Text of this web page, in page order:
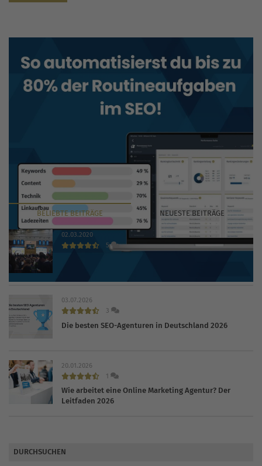
BELIEBTEBEITRÄGE NEUESTEBEITRÄGE
02.03.2020
5
03.07.2026
3
Die besten SEO-Agenturen in Deutschland 2026
20.01.2026
1
Wie arbeitet eine Online Marketing Agentur? Der
Leitfaden 2026
DURCHSUCHEN